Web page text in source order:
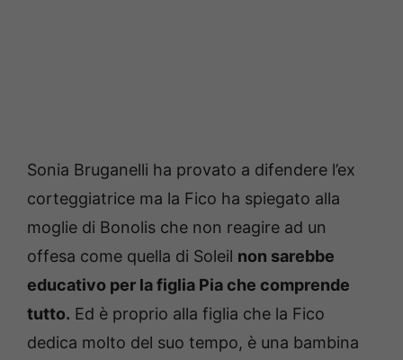
Sonia Bruganelli ha provato a difendere l’ex
corteggiatrice ma la Fico ha spiegato alla
moglie di Bonolis che non reagire ad un
offesa come quella di Soleil non sarebbe
educativo per la figlia Pia che comprende
tutto. Ed è proprio alla figlia che la Fico
dedica molto del suo tempo, è una bambina